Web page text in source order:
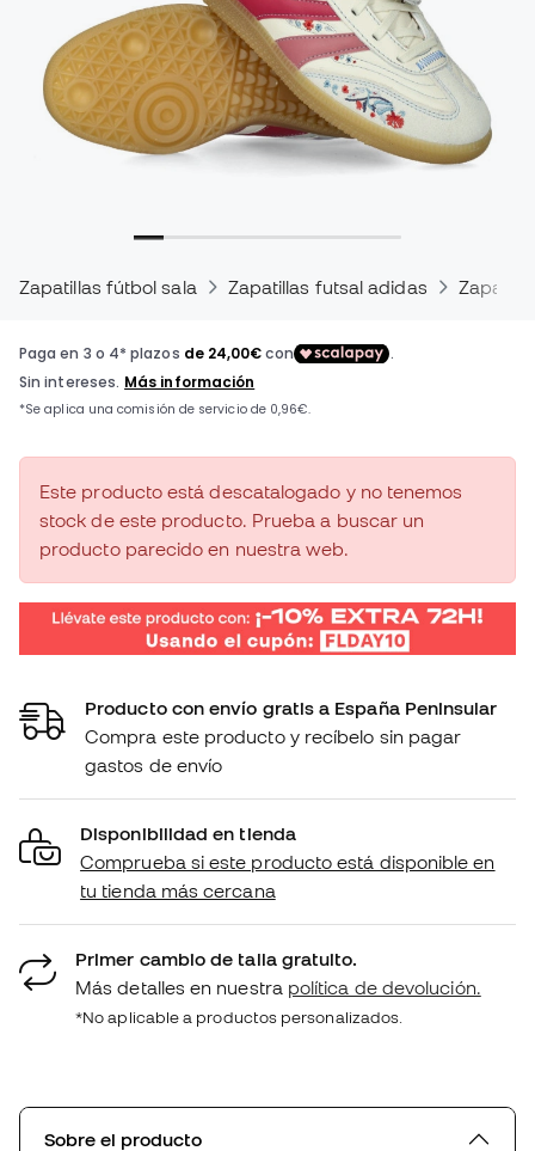
Zapatillas fútbol sala Zapatillas futsal adidas
Este producto está descatalogado y no tenemos
stock de este producto. Prueba a buscar un
producto parecido en nuestra web.
Producto con envío gratis a España Peninsular
Compra este producto y recíbelo sin pagar
gastos de envío
Disponibilidad en tienda
Comprueba si este producto está disponible en
tu tienda más cercana
Primer cambio de talla gratuito.
Más detalles en nuestra política de devolución.
*No aplicable a productos personalizados.
Sobre el producto